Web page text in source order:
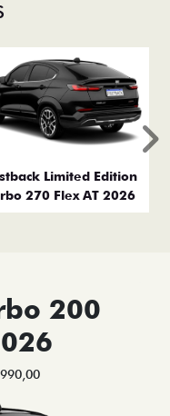
Limited Edition
270 Flex AT 2026
200